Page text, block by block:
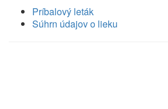
Príbalový leták
Súhrn údajov o lieku